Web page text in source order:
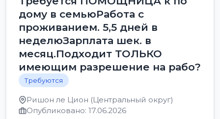
дому в семьюРабота с
проживанием. 5,5 дней в
неделюЗарплата шек. в
месяц.Подходит ТОЛЬКО
имеющим разрешение на рабо?
Требуются
Ришон ле Цион (Центральный округ)
Опубликовано: 17.06.2026